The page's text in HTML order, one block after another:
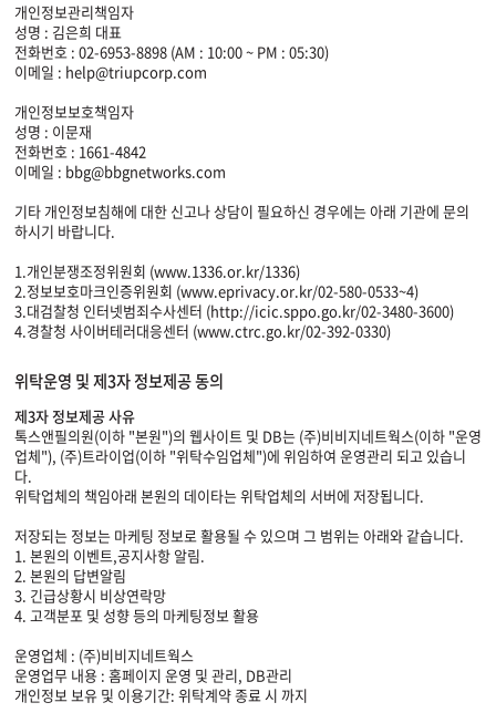
개인정보관리책임자
성명 : 김은희 대표
전화번호 : 02-6953-8898 (AM : 10:00 ~ PM : 05:30)
이메일 : help@triupcorp.com
개인정보보호책임자
성명 : 이문재
전화번호 : 1661-4842
이메일 : bbg@bbgnetworks.com
기타 개인정보침해에 대한 신고나 상담이 필요하신 경우에는 아래 기관에 문의
하시기 바랍니다.
1.개인분쟁조정위원회 (www.1336.or.kr/1336)
2.정보보호마크인증위원회 (www.eprivacy.or.kr/02-580-0533~4)
3.대검찰청 인터넷범죄수사센터 (http://icic.sppo.go.kr/02-3480-3600)
4.경찰청 사이버테러대응센터 (www.ctrc.go.kr/02-392-0330)
위탁운영 및 제3자 정보제공 동의
제3자 정보제공 사유
톡스앤필의원(이하 "본원")의 웹사이트 및 DB는 (주)비비지네트웍스(이하 "운영
업체"), (주)트라이업(이하 "위탁수임업체")에 위임하여 운영관리 되고 있습니
다.
위탁업체의 책임아래 본원의 데이타는 위탁업체의 서버에 저장됩니다.
저장되는 정보는 마케팅 정보로 활용될 수 있으며 그 범위는 아래와 같습니다.
1. 본원의 이벤트,공지사항 알림.
2. 본원의 답변알림
3. 긴급상황시 비상연락망
4. 고객분포 및 성향 등의 마케팅정보 활용
운영업체 : (주)비비지네트웍스
운영업무 내용 : 홈페이지 운영 및 관리, DB관리
개인정보 보유 및 이용기간: 위탁계약 종료 시 까지